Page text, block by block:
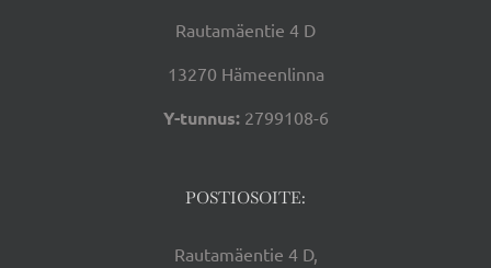
Rautamäentie 4 D
13270 Hämeenlinna
Y-tunnus: 2799108-6
POSTIOSOITE:
Rautamäentie 4 D,